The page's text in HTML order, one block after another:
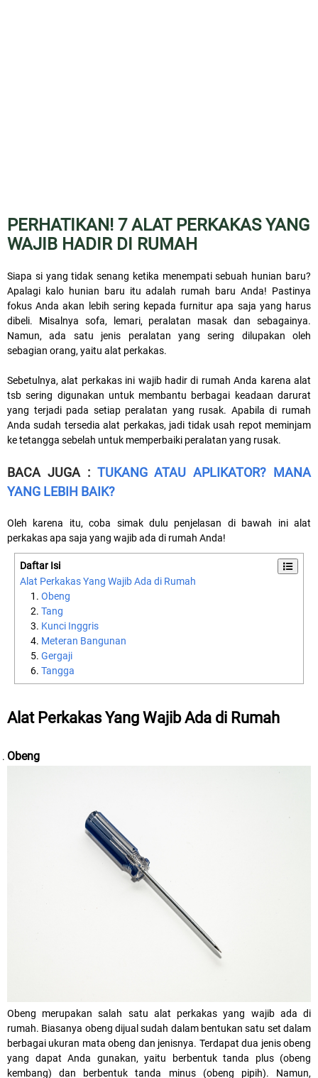
PERHATIKAN! 7 ALAT PERKAKAS YANG
WAJIB HADIR DI RUMAH
Siapa si yang tidak senang ketika menempati sebuah hunian baru?
Apalagi kalo hunian baru itu adalah rumah baru Anda! Pastinya
fokus Anda akan lebih sering kepada furnitur apa saja yang harus
dibeli. Misalnya sofa, lemari, peralatan masak dan sebagainya.
Namun, ada satu jenis peralatan yang sering dilupakan oleh
sebagian orang, yaitu alat perkakas.
Sebetulnya, alat perkakas ini wajib hadir di rumah Anda karena alat
tsb sering digunakan untuk membantu berbagai keadaan darurat
yang terjadi pada setiap peralatan yang rusak. Apabila di rumah
Anda sudah tersedia alat perkakas, jadi tidak usah repot meminjam
ke tetangga sebelah untuk memperbaiki peralatan yang rusak.
BACA JUGA : TUKANG ATAU APLIKATOR? MANA
YANG LEBIH BAIK?
Oleh karena itu, coba simak dulu penjelasan di bawah ini alat
perkakas apa saja yang wajib ada di rumah Anda!
Daftar Isi
Alat Perkakas Yang Wajib Ada di Rumah
Obeng
Tang
Kunci Inggris
Meteran Bangunan
Gergaji
Tangga
Alat Perkakas Yang Wajib Ada di Rumah
Obeng
Obeng merupakan salah satu alat perkakas yang wajib ada di
rumah. Biasanya obeng dijual sudah dalam bentukan satu set dalam
berbagai ukuran mata obeng dan jenisnya. Terdapat dua jenis obeng
yang dapat Anda gunakan, yaitu berbentuk tanda plus (obeng
kembang) dan berbentuk tanda minus (obeng pipih). Namun,